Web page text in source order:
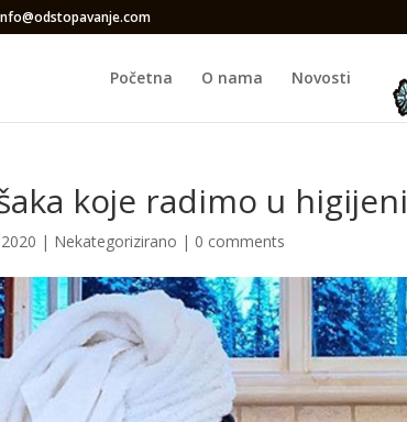
Početna O nama Novosti
koje radimo u higijeni
| Nekategorizirano | 0 comments